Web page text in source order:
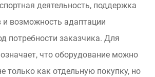
деятельность, поддержка
возможность адаптации
потребности заказчика. Для
означает, что оборудование можно
только как отдельную покупку, но